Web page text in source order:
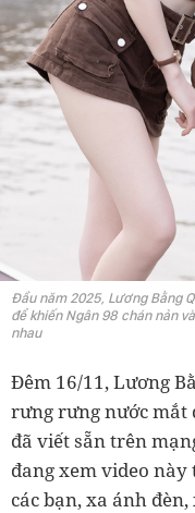
Đầu năm 2025, Lương Bằng
để khiến Ngân 98 chán nản
nhau
Đêm 16/11, Lương
rưng rưng nước mắt
đã viết sẵn trên
đang xem video
các bạn, xa ánh